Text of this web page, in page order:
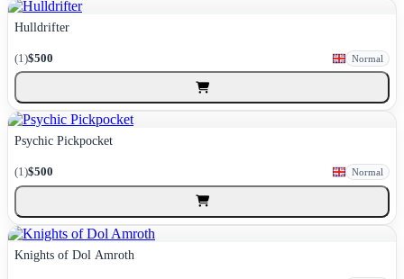
Hulldrifter
(1)$500 Normal
Psychic Pickpocket
(1)$500 Normal
Knights of Dol Amroth